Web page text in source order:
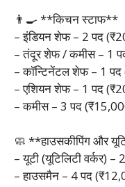
👨‍🍳 **किचन स्टाफ**
– इंडियन शेफ – 2 पद
– तंदूर शेफ / कमीस – 1
– कॉन्टिनेंटल शेफ – 1
– एशियन शेफ – 1 पद
– कमीस – 3 पद
🧼 **हाउसकीपिंग और
– यूटी (यूटिलिटी वर्कर)
– हाउसमैन – 4 पद